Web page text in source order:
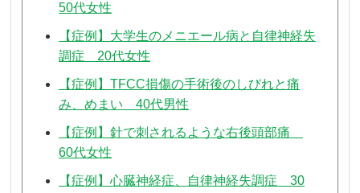
50代女性
【症例】大学生のメニエール病と自律神経失
調症 20代女性
【症例】TFCC損傷の手術後のしびれと痛
み、めまい 40代男性
【症例】針で刺されるような右後頭部痛
60代女性
【症例】心臓神経症、自律神経失調症 30